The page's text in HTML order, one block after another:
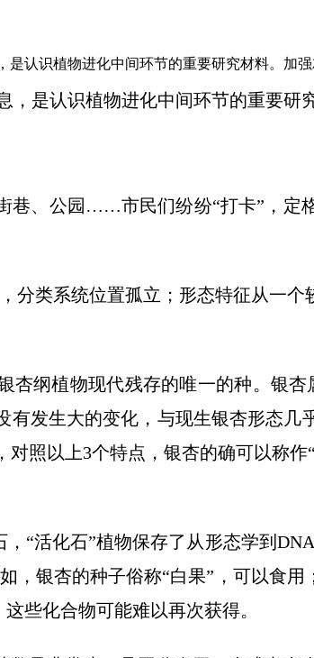
认识植物进化中间环节的重要研究材料。加
，是认识植物进化中间环节的重要
、公园……市民们纷纷“打卡”，定
类系统位置孤立；形态特征从一个
纲植物现代残存的唯一的种。银杏
发生大的变化，与现生银杏形态
照以上3个特点，银杏的确可以称
活化石”植物保存了从形态学到
，银杏的种子俗称“白果”，可以食
些化合物可能难以再次获得。